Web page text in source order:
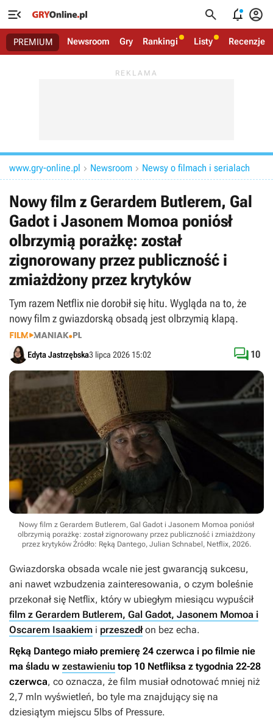
   
PREMIUM Newsroom Gry Rankingi Listy Recenzje
www.gry-online.pl  Newsroom  Newsy o filmach i serialach
Nowy film z Gerardem Butlerem, Gal
Gadot i Jasonem Momoa poniósł
olbrzymią porażkę: został
zignorowany przez publiczność i
zmiażdżony przez krytyków
Tym razem Netflix nie dorobił się hitu. Wygląda na to, że
nowy film z gwiazdorską obsadą jest olbrzymią klapą.
Edyta Jastrzębska3 lipca 2026 15:02  10
Nowy film z Gerardem Butlerem, Gal Gadot i Jasonem Momoa poniósł
olbrzymią porażkę: został zignorowany przez publiczność i zmiażdżony
przez krytyków Źródło: Ręką Dantego, Julian Schnabel, Netflix, 2026.
Gwiazdorska obsada wcale nie jest gwarancją sukcesu,
ani nawet wzbudzenia zainteresowania, o czym boleśnie
przekonał się Netflix, który w ubiegłym miesiącu wypuścił
film z Gerardem Butlerem, Gal Gadot, Jasonem Momoa i
Oscarem Isaakiem i przeszedłon bez echa.
Ręką Dantego miało premierę 24 czerwca i po filmie nie
ma śladu w zestawieniu top 10 Netfliksa z tygodnia 22-28
czerwca, co oznacza, że film musiał odnotować mniej niż
2,7 mln wyświetleń, bo tyle ma znajdujący się na
dziesiątym miejscu 5lbs of Pressure.